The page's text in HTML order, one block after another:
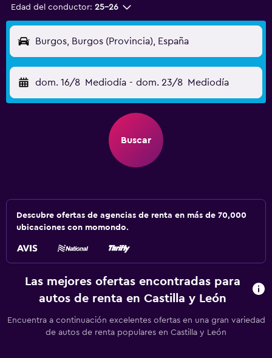
Edad del conductor: 25-26
Burgos, Burgos (Provincia), España
dom. 16/8 Mediodía - dom. 23/8 Mediodía
Buscar
Descubre ofertas de agencias de renta en más de 70,000
ubicaciones con momondo.
Las mejores ofertas encontradas para
autos de renta en Castilla y León
Encuentra a continuación excelentes ofertas en una gran variedad
de autos de renta populares en Castilla y León